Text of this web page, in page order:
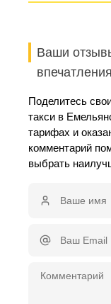
Ваши
впечатления
Поделитесь
такси в
тарифах и
комментарий
выбрать